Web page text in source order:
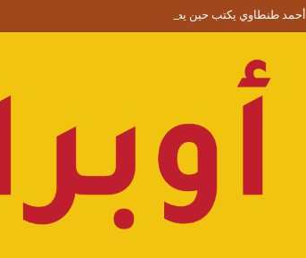
أحمد طنطاوي يكتب حين يصبح الوجود علامة استفهام